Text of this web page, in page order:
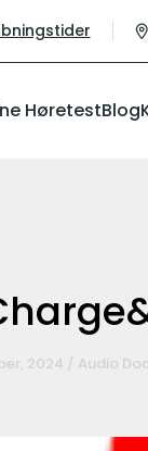
HøretestBlog
2024 / Audio